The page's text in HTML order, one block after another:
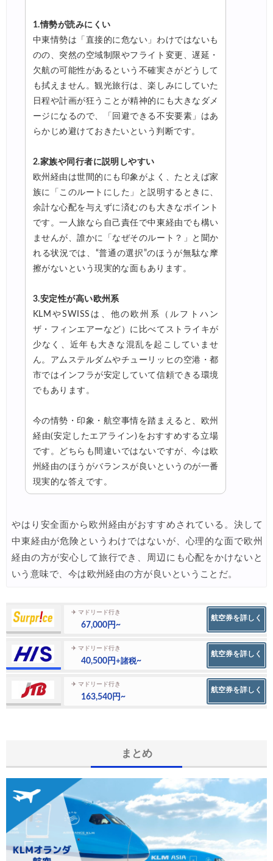
1.情勢が読みにくい
中東情勢は「直接的に危ない」わけではないも
のの、突然の空域制限やフライト変更、遅延・
欠航の可能性があるという不確実さがどうして
も拭えません。観光旅行は、楽しみにしていた
日程や計画が狂うことが精神的にも大きなダメ
ージになるので、「回避できる不安要素」はあ
らかじめ避けておきたいという判断です。
2.家族や同行者に説明しやすい
欧州経由は世間的にも印象がよく、たとえば家
族に「このルートにした」と説明するときに、
余計な心配を与えずに済むのも大きなポイント
です。一人旅なら自己責任で中東経由でも構い
ませんが、誰かに「なぜそのルート？」と聞か
れる状況では、“普通の選択”のほうが無駄な摩
擦がないという現実的な面もあります。
3.安定性が高い欧州系
KLMやSWISSは、他の欧州系（ルフトハン
ザ・フィンエアーなど）に比べてストライキが
少なく、近年も大きな混乱を起こしていませ
ん。アムステルダムやチューリッヒの空港・都
市ではインフラが安定していて信頼できる環境
でもあります。
今の情勢・印象・航空事情を踏まえると、欧州
経由(安定したエアライン)をおすすめする立場
です。どちらも間違いではないですが、今は欧
州経由のほうがバランスが良いというのが一番
現実的な答えです。
やはり安全面から欧州経由がおすすめされている。決して
中東経由が危険というわけではないが、心理的な面で欧州
経由の方が安心して旅行でき、周辺にも心配をかけないと
いう意味で、今は欧州経由の方が良いということだ。
✈ マドリード行き
67,000円~
航空券を詳しく
✈ マドリード行き
40,500円+諸税~
航空券を詳しく
✈ マドリード行き
163,540円~
航空券を詳しく
まとめ